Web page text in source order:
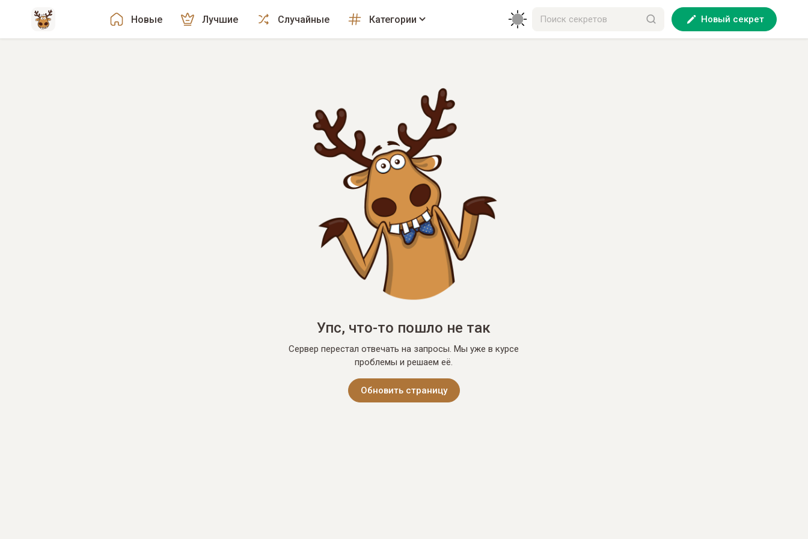
Новые Лучшие Случайные Категории Новый секрет
Упс, что-то пошло не так
Сервер перестал отвечать на запросы. Мы уже в курсе
проблемы и решаем её.
Обновить страницу